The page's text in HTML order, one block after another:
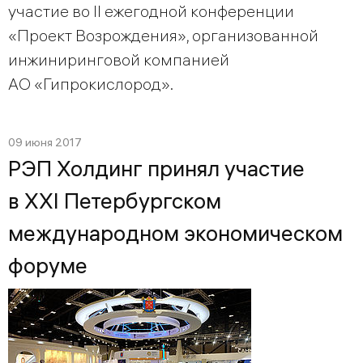
участие во II ежегодной конференции
«Проект Возрождения», организованной
инжиниринговой компанией
АО «Гипрокислород».
09 июня 2017
РЭП Холдинг принял участие
в XXI Петербургском
международном экономическом
форуме